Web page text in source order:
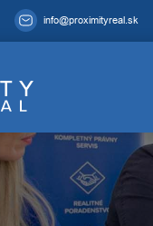
info@proximityreal.sk